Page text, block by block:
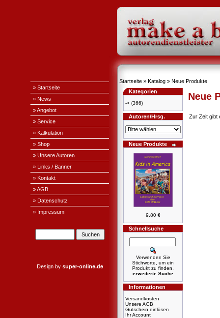
» Startseite
» News
» Angebot
» Service
» Kalkulation
» Shop
» Unsere Autoren
» Links / Banner
» Kontakt
» AGB
» Datenschutz
» Impressum
Design by super-online.de
Startseite » Katalog » Neue Produkte
Kategorien
-> (366)
Autoren/Hrsg.
Neue Produkte
9,80 €
Schnellsuche
Verwenden Sie
Stichworte, um ein
Produkt zu finden.
erweiterte Suche
Informationen
Versandkosten
Unsere AGB
Gutschein einlösen
Ihr Account
Neue
Zur Zeit gibt